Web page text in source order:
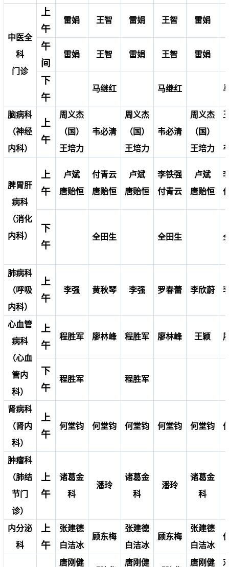
中医全
科
门诊
上
午
雷娟 王智 雷娟 王智 雷娟
午
间
雷娟 王智 雷娟 王智 雷娟
下
午
马继红 马继红
脑病科
（神经
内科）
上
午
周义杰
（国）
王培力
韦必清
周义杰
（国）
王培力
韦必清
周义杰
（国）
王培力
脾胃肝
病科
（消化
内科）
上
午
卢斌
唐贻恒
付青云
唐贻恒
卢斌
唐贻恒
李铁强
付青云
卢斌
唐贻恒
下
午
全田生 全田生
肺病科
（呼吸
内科）
上
午
李强 黄秋琴 李强 罗春蕾 李欣蔚
心血管
病科
（心血
管内
科）
上
午
程胜军 廖林峰 程胜军 廖林峰 王颖
下
午
程胜军 程胜军
肾病科
（肾内
科）
上
午
何堂钧 何堂钧 何堂钧 何堂钧 何堂钧
肿瘤科
（肺结
节门
诊）
上
午
诸葛金
科
潘玲
诸葛金
科
潘玲
诸葛金
科
内分泌
科
上
午
张建德
白洁冰
顾东梅
张建德
白洁冰
顾东梅
张建德
白洁冰
唐刚健
唐刚健
唐刚健